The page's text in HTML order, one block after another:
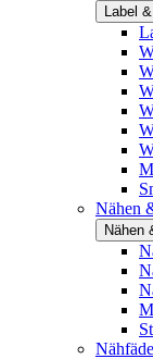
Label
Nähen
Nähen